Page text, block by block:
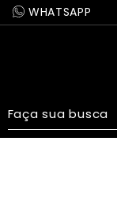
WHATSAPP
Faça sua busca